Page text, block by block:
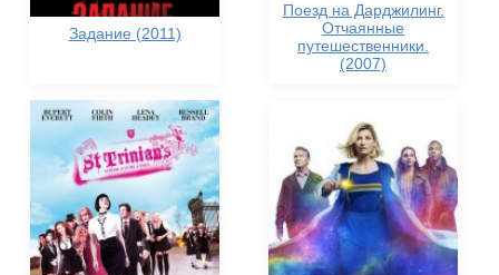
Задание (2011)
Поезд на Дарджилинг.
Отчаянные
путешественники.
(2007)